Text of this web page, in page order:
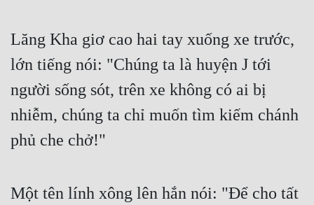
Lăng Kha giơ cao hai tay xuống xe trước,
lớn tiếng nói: "Chúng ta là huyện J tới
người sống sót, trên xe không có ai bị
nhiễm, chúng ta chỉ muốn tìm kiếm chánh
phủ che chở!"
Một tên lính xông lên hắn nói: "Để cho tất